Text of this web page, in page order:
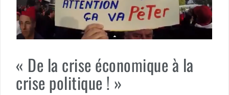
« De la crise économique à la
crise politique ! »